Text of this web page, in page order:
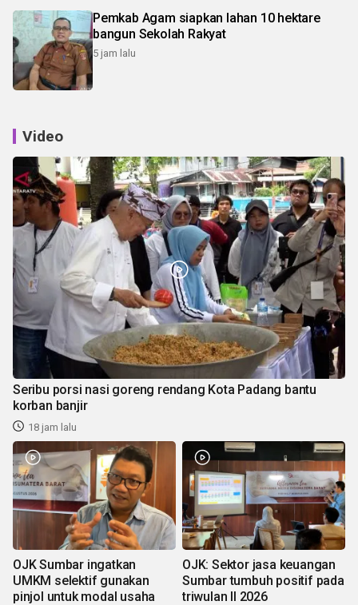
Pemkab Agam siapkan lahan 10 hektare
bangun Sekolah Rakyat
5 jam lalu
Video
Seribu porsi nasi goreng rendang Kota Padang bantu
korban banjir
18 jam lalu
OJK Sumbar ingatkan
UMKM selektif gunakan
pinjol untuk modal usaha
OJK: Sektor jasa keuangan
Sumbar tumbuh positif pada
triwulan II 2026